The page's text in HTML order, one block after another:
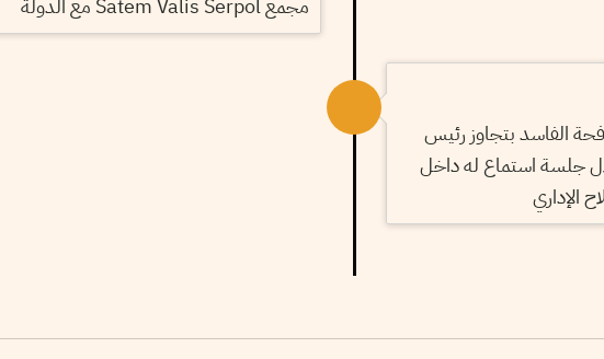
الفاسد بتجاوز رئيس
جلسة استماع له داخل
الإداري